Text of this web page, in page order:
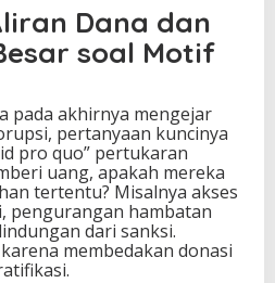
Dana dan
soal Motif
pada akhirnya mengejar
pertanyaan kuncinya
pro quo” pertukaran
uang, apakah mereka
tertentu? Misalnya akses
pengurangan hambatan
dari sanksi.
membedakan donasi